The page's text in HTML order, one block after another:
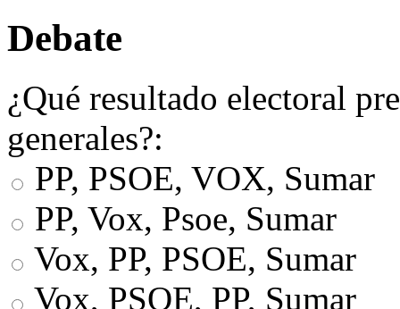
Debate
¿Qué resultado electoral
generales?:
PP, PSOE, VOX, Sumar
PP, Vox, Psoe, Sumar
Vox, PP, PSOE, Sumar
Vox, PSOE, PP, Sumar